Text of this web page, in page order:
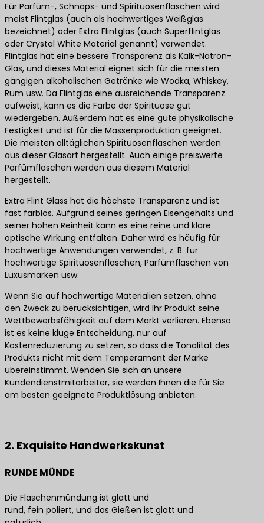
Für Parfüm-, Schnaps- und Spirituosenflaschen wird
meist Flintglas (auch als hochwertiges Weißglas
bezeichnet) oder Extra Flintglas (auch Superflintglas
oder Crystal White Material genannt) verwendet.
Flintglas hat eine bessere Transparenz als Kalk-Natron-
Glas, und dieses Material eignet sich für die meisten
gängigen alkoholischen Getränke wie Wodka, Whiskey,
Rum usw. Da Flintglas eine ausreichende Transparenz
aufweist, kann es die Farbe der Spirituose gut
wiedergeben. Außerdem hat es eine gute physikalische
Festigkeit und ist für die Massenproduktion geeignet.
Die meisten alltäglichen Spirituosenflaschen werden
aus dieser Glasart hergestellt. Auch einige preiswerte
Parfümflaschen werden aus diesem Material
hergestellt.
Extra Flint Glass hat die höchste Transparenz und ist
fast farblos. Aufgrund seines geringen Eisengehalts und
seiner hohen Reinheit kann es eine reine und klare
optische Wirkung entfalten. Daher wird es häufig für
hochwertige Anwendungen verwendet, z. B. für
hochwertige Spirituosenflaschen, Parfümflaschen von
Luxusmarken usw.
Wenn Sie auf hochwertige Materialien setzen, ohne
den Zweck zu berücksichtigen, wird Ihr Produkt seine
Wettbewerbsfähigkeit auf dem Markt verlieren. Ebenso
ist es keine kluge Entscheidung, nur auf
Kostenreduzierung zu setzen, so dass die Tonalität des
Produkts nicht mit dem Temperament der Marke
übereinstimmt. Wenden Sie sich an unsere
Kundendienstmitarbeiter, sie werden Ihnen die für Sie
am besten geeignete Produktlösung anbieten.
2. Exquisite Handwerkskunst
RUNDE MÜNDE
Die Flaschenmündung ist glatt und
rund, fein poliert, und das Gießen ist glatt und